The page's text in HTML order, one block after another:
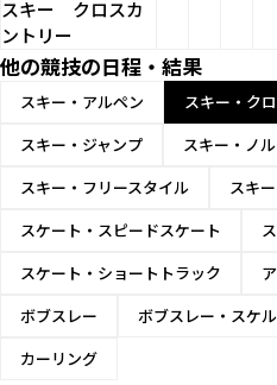
スキー クロスカ
ントリー
他の競技の日程・結果
スキー・アルペン
スキー・ク
スキー・ジャンプ
スキー・ノ
スキー・フリースタイル
スキ
スケート・スピードスケート
スケート・ショートトラック
ボブスレー
ボブスレー・スケ
カーリング